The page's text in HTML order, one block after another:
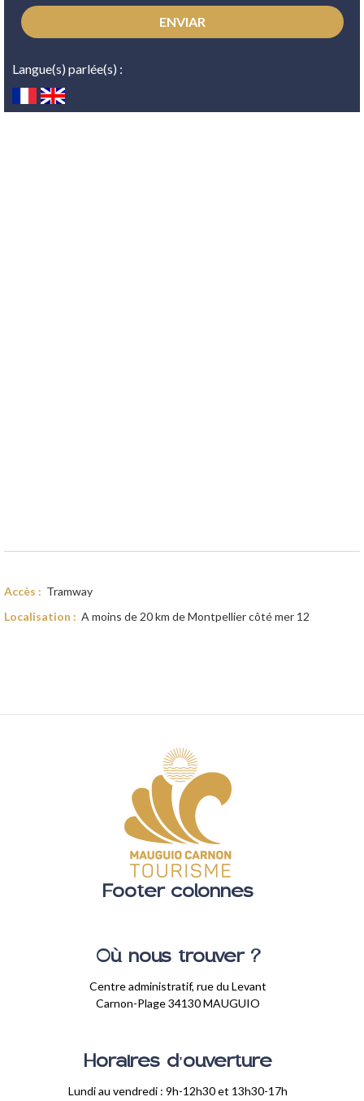
Langue(s) parlée(s) :
Accès : Tramway
Localisation : A moins de 20 km de Montpellier côté mer 12
Footer colonnes
Où nous trouver ?
Centre administratif, rue du Levant
Carnon-Plage 34130 MAUGUIO
Horaires d'ouverture
Lundi au vendredi : 9h-12h30 et 13h30-17h